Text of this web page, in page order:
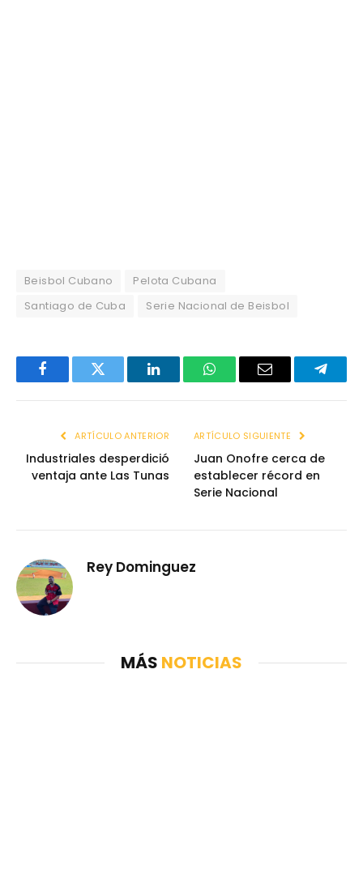
Beisbol Cubano
Pelota Cubana
Santiago de Cuba
Serie Nacional de Beisbol
FacebookTwitter LinkedInWhatsAppEmail
ARTÍCULO ANTERIOR
Industriales desperdició
ventaja ante Las Tunas
ARTÍCULO SIGUIENTE
Juan Onofre cerca de
establecer récord en
Serie Nacional
Rey Dominguez
MÁS NOTICIAS